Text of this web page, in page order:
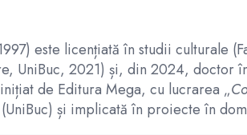
este licențiată în studii culturale
UniBuc, 2021) și, din 2024, doctor
de Editura Mega, cu lucrarea „
și implicată în proiecte în